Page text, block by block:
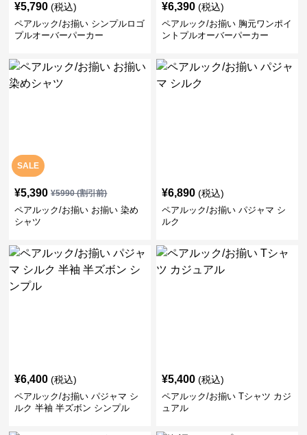
¥5,790 (税込)
ペアルック/お揃い シンプルロゴ
プルオーバーパーカー
¥6,390 (税込)
ペアルック/お揃い 胸元ワンポイ
ントプルオーバーパーカー
SALE
¥5,390 ¥5990(割引前)
ペアルック/お揃い お揃い 染め
シャツ
¥6,890 (税込)
ペアルック/お揃い パジャマ シ
ルク
¥6,400 (税込)
ペアルック/お揃い パジャマ シ
ルク 半袖 半ズボン シンプル
¥5,400 (税込)
ペアルック/お揃い Tシャツ カジ
ュアル